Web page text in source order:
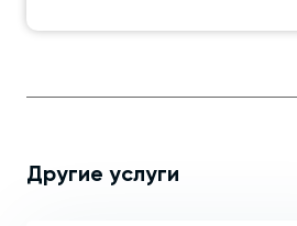
Другие услуги